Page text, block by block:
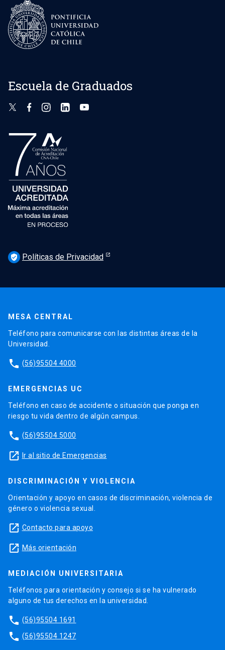
Escuela de Graduados
verified_user Políticas de Privacidad
MESA CENTRAL
Teléfono para comunicarse con las distintas áreas de la
Universidad.
phone (56)95504 4000
EMERGENCIAS UC
Teléfono en caso de accidente o situación que ponga en
riesgo tu vida dentro de algún campus.
phone (56)95504 5000
launch Ir al sitio de Emergencias
DISCRIMINACIÓN Y VIOLENCIA
Orientación y apoyo en casos de discriminación, violencia de
género o violencia sexual.
launch Contacto para apoyo
launch Más orientación
MEDIACIÓN UNIVERSITARIA
Teléfonos para orientación y consejo si se ha vulnerado
alguno de tus derechos en la universidad.
phone (56)95504 1691
phone (56)95504 1247